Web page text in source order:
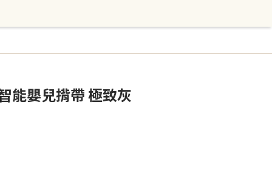
能嬰兒揹帶 極致灰